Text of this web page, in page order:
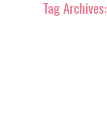
Tag Archives: